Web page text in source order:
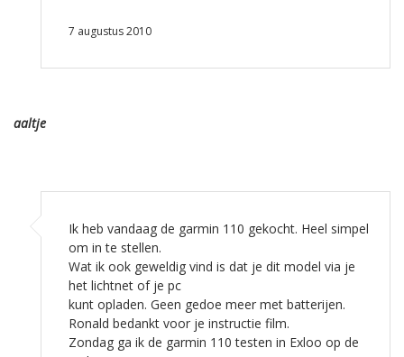
7 augustus 2010
aaltje
Ik heb vandaag de garmin 110 gekocht. Heel simpel
om in te stellen.
Wat ik ook geweldig vind is dat je dit model via je
het lichtnet of je pc
kunt opladen. Geen gedoe meer met batterijen.
Ronald bedankt voor je instructie film.
Zondag ga ik de garmin 110 testen in Exloo op de